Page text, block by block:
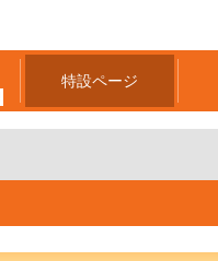
特設ページ